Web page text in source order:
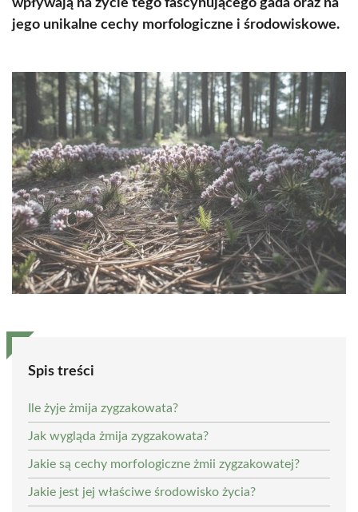
wpływają na życie tego fascynującego gada oraz na
jego unikalne cechy morfologiczne i środowiskowe.
Spis treści
Ile żyje żmija zygzakowata?
Jak wygląda żmija zygzakowata?
Jakie są cechy morfologiczne żmii zygzakowatej?
Jakie jest jej właściwe środowisko życia?